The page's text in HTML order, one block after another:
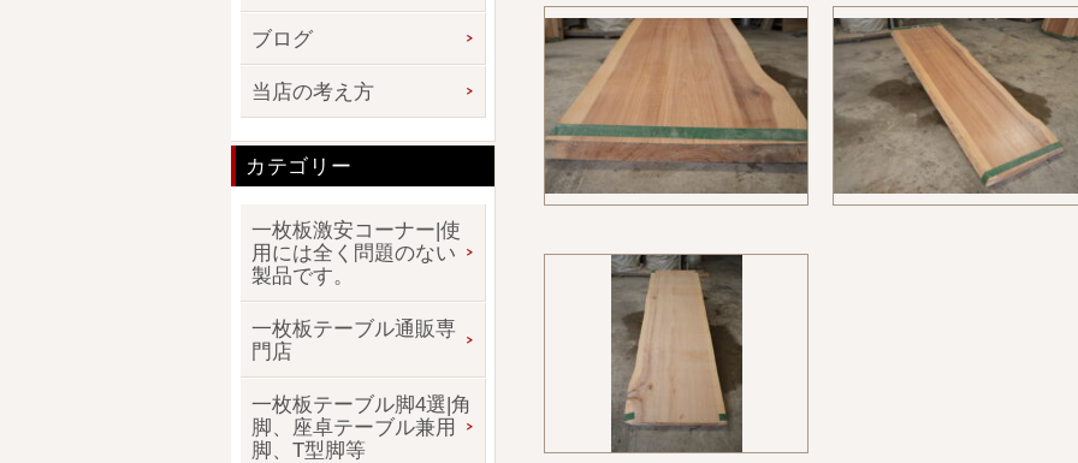
ブログ
当店の考え方
カテゴリー
一枚板激安コーナー|使
用には全く問題のない
製品です。
一枚板テーブル通販専
門店
一枚板テーブル脚4選|角
脚、座卓テーブル兼用
脚、T型脚等